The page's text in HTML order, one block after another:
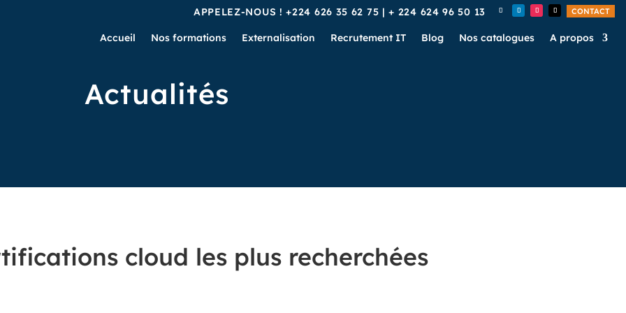
APPELEZ-NOUS !+224 626 35 62 75 |+ 224 624 96 50 13 CONTACT
Accueil Nos formations Externalisation Recrutement IT Blog Nos catalogues A propos
Actualités
cloud les plus recherchées